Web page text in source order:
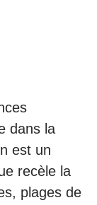
dans la
est un
recèle la
plages de